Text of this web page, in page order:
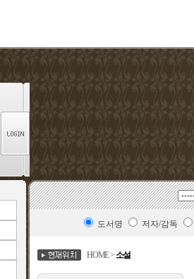
도서명 저자/감독
HOME >소설